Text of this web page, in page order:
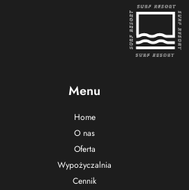
Menu
Home
O nas
Oferta
Wypożyczalnia
Cennik